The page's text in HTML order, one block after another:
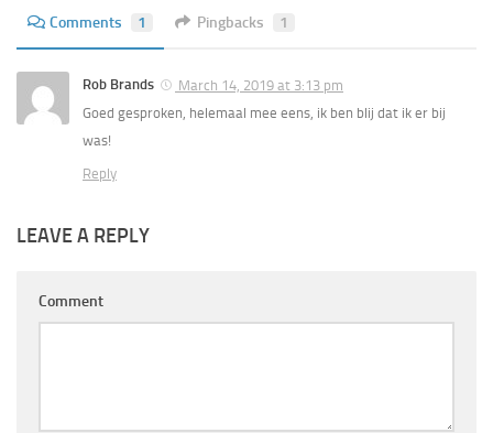
Comments 1 Pingbacks 1
Rob Brands
March 14, 2019 at 3:13 pm
Goed gesproken, helemaal mee eens, ik ben blij dat ik er bij
was!
Reply
LEAVE A REPLY
Comment